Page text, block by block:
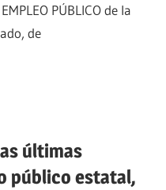
PÚBLICO de la
de
últimas
público estatal,